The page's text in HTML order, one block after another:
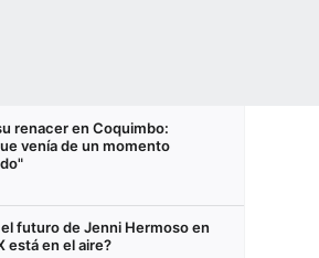
renacer en Coquimbo:
venía de un momento
el futuro de Jenni Hermoso en
está en el aire?